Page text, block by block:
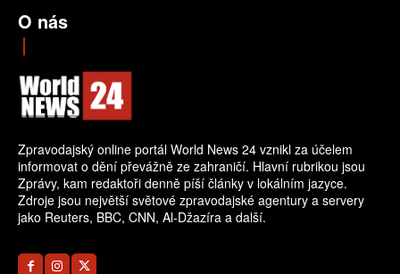
O nás
Zpravodajský online portál World News 24 vznikl za účelem
informovat o dění převážně ze zahraničí. Hlavní rubrikou jsou
Zprávy, kam redaktoři denně píší články v lokálním jazyce.
Zdroje jsou největší světové zpravodajské agentury a servery
jako Reuters, BBC, CNN, Al-Džazíra a další.